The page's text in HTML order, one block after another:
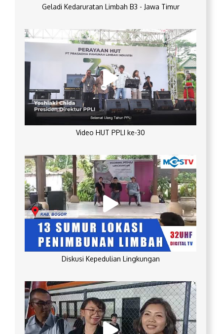
Geladi Kedaruratan Limbah B3 - Jawa Timur
Video HUT PPLI ke-30
Diskusi Kepedulian Lingkungan